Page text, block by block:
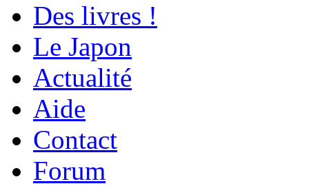
Des livres !
Le Japon
Actualité
Aide
Contact
Forum